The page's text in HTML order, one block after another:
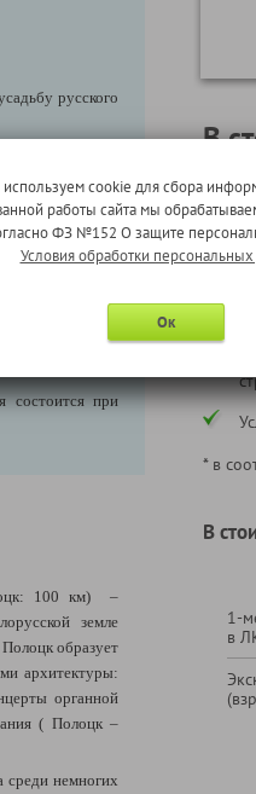
русского
равнодушным
время жил и
тура. В
а при
состоится при
100 км) –
земле
образует
архитектуры:
органной
( Полоцк –
среди немногих
В
* в
В
1-
в
cookie для сбора
работы сайта мы
ФЗ №152 О защите
Условия обработки
Ок